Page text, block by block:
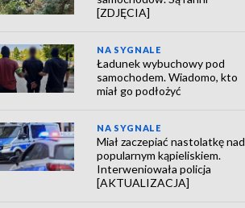
[ZDJĘCIA]
NA SYGNALE
Ładunek wybuchowy pod
samochodem. Wiadomo, kto
miał go podłożyć
NA SYGNALE
Miał zaczepiać nastolatkę nad
popularnym kąpieliskiem.
Interweniowała policja
[AKTUALIZACJA]